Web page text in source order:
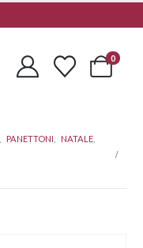
0
PANETTONI NATALE